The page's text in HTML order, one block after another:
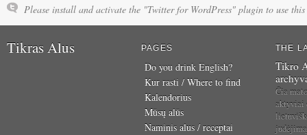
Please install and activate the "Twitter for WordPress" plugin to use this
Tikras Alus PAGES
Do you drink English?
Kur rasti / Where to find
Kalendorius
Mūsų alūs
Naminis alus / receptai
THE
Tikro
Čia
aktyviai